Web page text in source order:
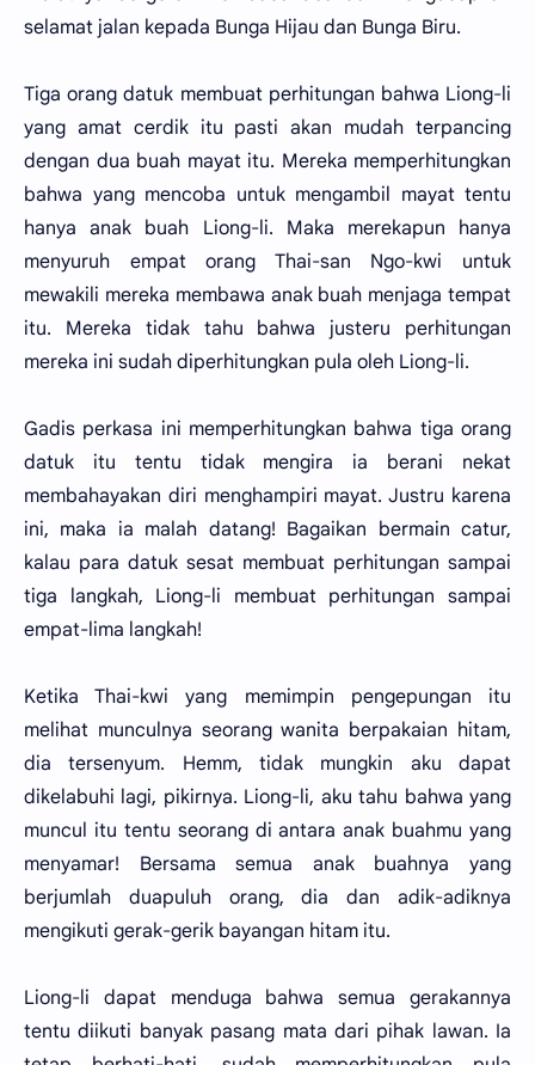
selamat jalan kepada Bunga Hijau dan Bunga Biru.
Tiga orang datuk membuat perhitungan bahwa Liong-li
yang amat cerdik itu pasti akan mudah terpancing
dengan dua buah mayat itu. Mereka memperhitungkan
bahwa yang mencoba untuk mengambil mayat tentu
hanya anak buah Liong-li. Maka merekapun hanya
menyuruh empat orang Thai-san Ngo-kwi untuk
mewakili mereka membawa anak buah menjaga tempat
itu. Mereka tidak tahu bahwa justeru perhitungan
mereka ini sudah diperhitungkan pula oleh Liong-li.
Gadis perkasa ini memperhitungkan bahwa tiga orang
datuk itu tentu tidak mengira ia berani nekat
membahayakan diri menghampiri mayat. Justru karena
ini, maka ia malah datang! Bagaikan bermain catur,
kalau para datuk sesat membuat perhitungan sampai
tiga langkah, Liong-li membuat perhitungan sampai
empat-lima langkah!
Ketika Thai-kwi yang memimpin pengepungan itu
melihat munculnya seorang wanita berpakaian hitam,
dia tersenyum. Hemm, tidak mungkin aku dapat
dikelabuhi lagi, pikirnya. Liong-li, aku tahu bahwa yang
muncul itu tentu seorang di antara anak buahmu yang
menyamar! Bersama semua anak buahnya yang
berjumlah duapuluh orang, dia dan adik-adiknya
mengikuti gerak-gerik bayangan hitam itu.
Liong-li dapat menduga bahwa semua gerakannya
tentu diikuti banyak pasang mata dari pihak lawan. Ia